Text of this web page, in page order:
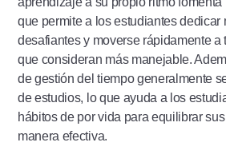
que permite a los estudiantes dedicar
desafiantes y moverse rápidamente a
que consideran más manejable.
de gestión del tiempo generalmente
de estudios, lo que ayuda a los
hábitos de por vida para equilibrar
manera efectiva.